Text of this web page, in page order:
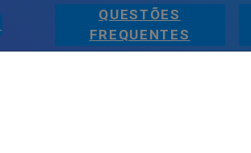
QUESTÕES
FREQUENTES